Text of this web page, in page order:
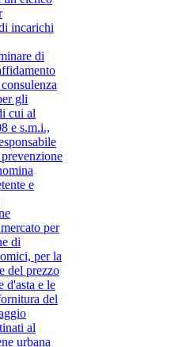
incarichi
di
gli
cui al
e s.m.i.,
e
per
di
per la
del prezzo
d'asta e le
del
al
urbana